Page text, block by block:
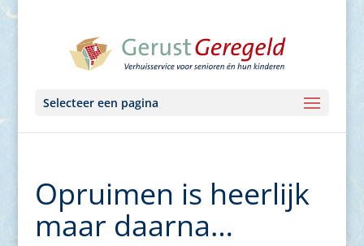
Selecteer een pagina
Opruimen is heerlijk
maar daarna…